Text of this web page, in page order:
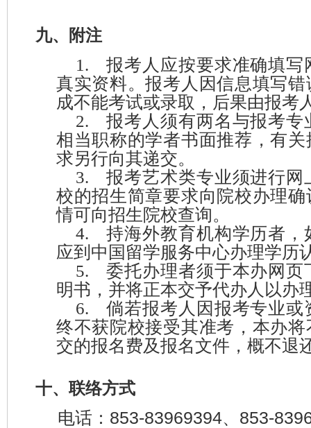
九、附注
1.
报考人应按要求准确填
真实资料。报考人因信息填写
成不能考试或录取，后果由报考
2.
报考人须有两名与报考
相当职称的学者书面推荐，有
求另行向其递交。
3.
报考艺术类专业须进行
校的招生简章要求向院校办理
情可向招生院校查询。
4.
持海外教育机构学历者
应到中国留学服务中心办理学历
5.
委托办理者须于本办网
明书，并将正本交予代办人以办
6.
倘若报考人因报考专业
终不获院校接受其准考，本办
交的报名费及报名文件，概不退
十、联络方式
电话： 853-83969394、 853-